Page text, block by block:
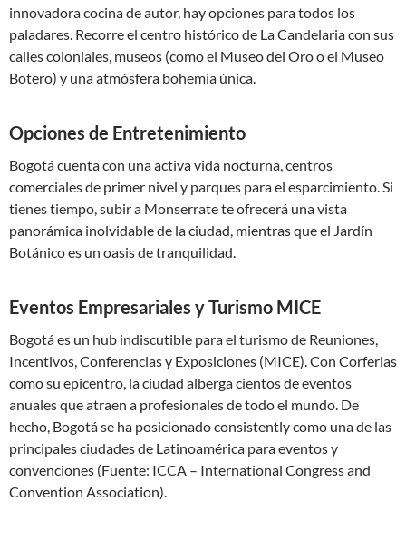
innovadora cocina de autor, hay opciones para todos los
paladares. Recorre el centro histórico de La Candelaria con sus
calles coloniales, museos (como el Museo del Oro o el Museo
Botero) y una atmósfera bohemia única.
Opciones de Entretenimiento
Bogotá cuenta con una activa vida nocturna, centros
comerciales de primer nivel y parques para el esparcimiento. Si
tienes tiempo, subir a Monserrate te ofrecerá una vista
panorámica inolvidable de la ciudad, mientras que el Jardín
Botánico es un oasis de tranquilidad.
Eventos Empresariales y Turismo MICE
Bogotá es un hub indiscutible para el turismo de Reuniones,
Incentivos, Conferencias y Exposiciones (MICE). Con Corferias
como su epicentro, la ciudad alberga cientos de eventos
anuales que atraen a profesionales de todo el mundo. De
hecho, Bogotá se ha posicionado consistently como una de las
principales ciudades de Latinoamérica para eventos y
convenciones (Fuente: ICCA – International Congress and
Convention Association).